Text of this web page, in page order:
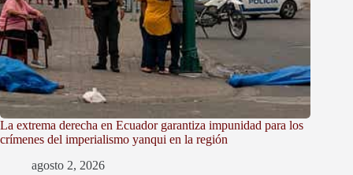
La extrema derecha en Ecuador garantiza impunidad para los
crímenes del imperialismo yanqui en la región
agosto 2, 2026